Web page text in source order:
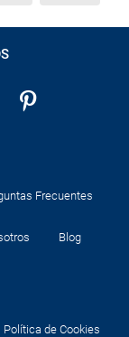
Frecuentes
Blog
Política de Cookies